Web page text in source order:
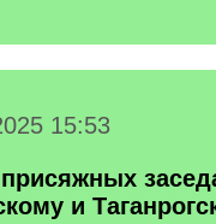
15:53
и